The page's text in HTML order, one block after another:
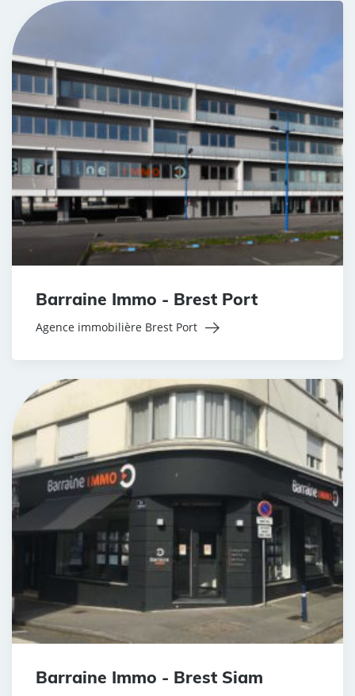
Barraine Immo - Brest Port
Agence immobilière Brest Port
Barraine Immo - Brest Siam